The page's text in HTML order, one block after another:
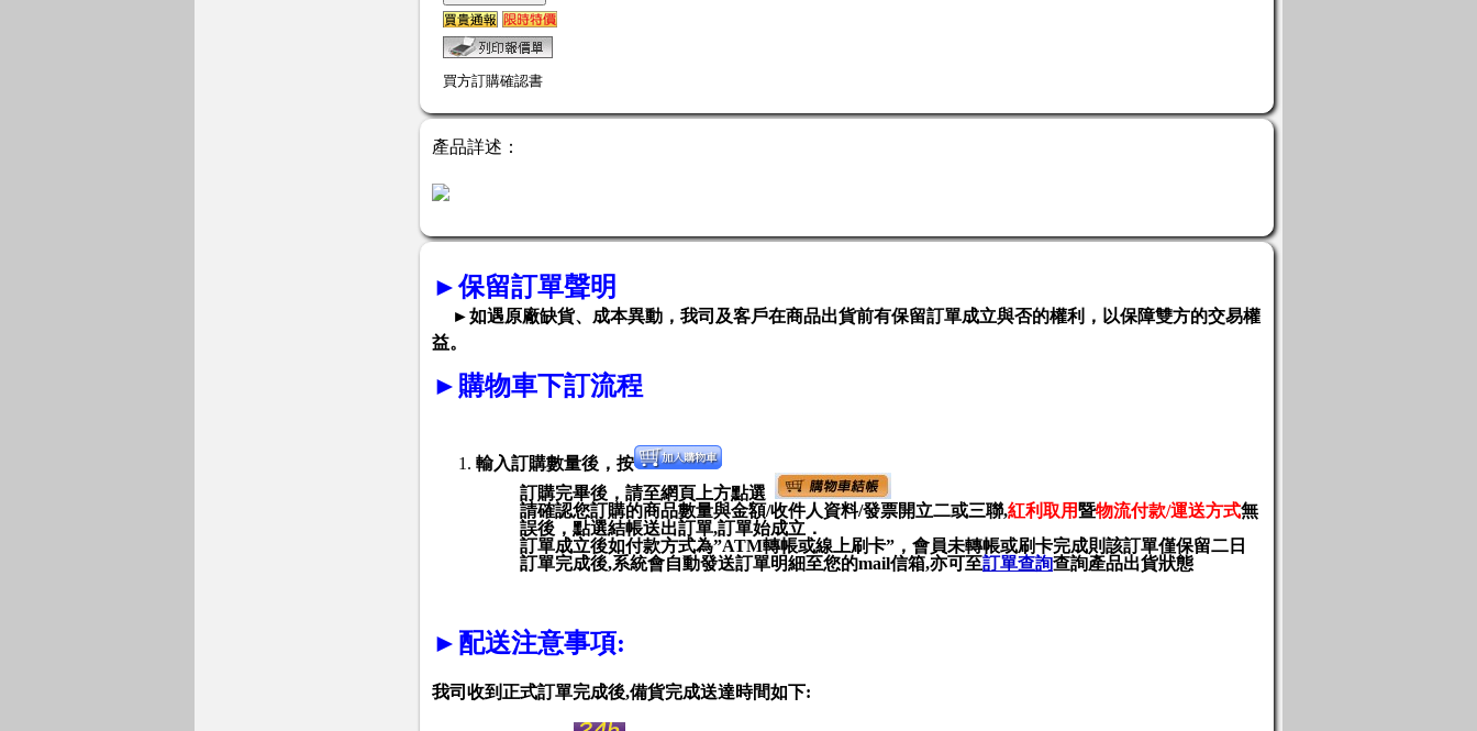
買方訂購確認書
產品詳述：
►保留訂單聲明
►如遇原廠缺貨、成本異動，我司及客戶在商品出貨前有保留訂單成立與否的權利，以保障雙方的交易權
益。
► 購物車下訂流程
輸入訂購數量後，按
訂購完畢後，請至網頁上方點選
請確認您訂購的商品數量與金額/收件人資料/發票開立二或三聯,紅利取用暨物流付款/運送方式無
誤後，點選結帳送出訂單,訂單始成立．
訂單成立後如付款方式為”ATM轉帳或線上刷卡”，會員未轉帳或刷卡完成則該訂單僅保留二日
訂單完成後,系統會自動發送訂單明細至您的mail信箱,亦可至訂單查詢查詢產品出貨狀態
► 配送注意事項:
我司收到正式訂單完成後,備貨完成送達時間如下: